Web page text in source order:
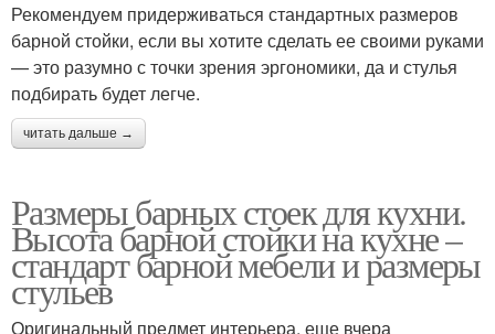
Рекомендуем придерживаться стандартных размеров
барной стойки, если вы хотите сделать ее своими руками
— это разумно с точки зрения эргономики, да и стулья
подбирать будет легче.
читать дальше →
Размеры барных стоек для кухни.
Высота барной стойки на кухне –
стандарт барной мебели и размеры
стульев
Оригинальный предмет интерьера, еще вчера